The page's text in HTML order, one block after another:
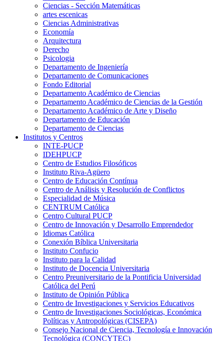
Ciencias - Sección Matemáticas
artes escenicas
Ciencias Administrativas
Economía
Arquitectura
Derecho
Psicologia
Departamento de Ingeniería
Departamento de Comunicaciones
Fondo Editorial
Departamento Académico de Ciencias
Departamento Académico de Ciencias de la Gestión
Departamento Académico de Arte y Diseño
Departamento de Educación
Departamento de Ciencias
Institutos y Centros
INTE-PUCP
IDEHPUCP
Centro de Estudios Filosóficos
Instituto Riva-Agüero
Centro de Educación Contínua
Centro de Análisis y Resolución de Conflictos
Especialidad de Música
CENTRUM Católica
Centro Cultural PUCP
Centro de Innovación y Desarrollo Emprendedor
Idiomas Católica
Conexión Bíblica Universitaria
Instituto Confucio
Instituto para la Calidad
Instituto de Docencia Universitaria
Centro Preuniversitario de la Pontificia Universidad
Católica del Perú
Instituto de Opinión Pública
Centro de Investigaciones y Servicios Educativos
Centro de Investigaciones Sociológicas, Económica
Políticas y Antropológicas (CISEPA)
Consejo Nacional de Ciencia, Tecnología e Innovación
Tecnológica (CONCYTEC)